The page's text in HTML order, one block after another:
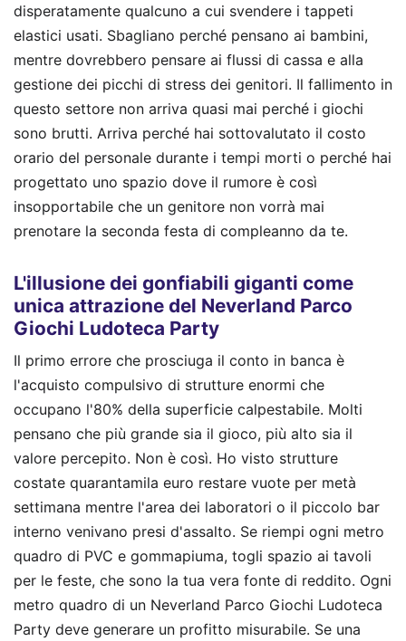
disperatamente qualcuno a cui svendere i tappeti
elastici usati. Sbagliano perché pensano ai bambini,
mentre dovrebbero pensare ai flussi di cassa e alla
gestione dei picchi di stress dei genitori. Il fallimento in
questo settore non arriva quasi mai perché i giochi
sono brutti. Arriva perché hai sottovalutato il costo
orario del personale durante i tempi morti o perché hai
progettato uno spazio dove il rumore è così
insopportabile che un genitore non vorrà mai
prenotare la seconda festa di compleanno da te.
L'illusione dei gonfiabili giganti come
unica attrazione del Neverland Parco
Giochi Ludoteca Party
Il primo errore che prosciuga il conto in banca è
l'acquisto compulsivo di strutture enormi che
occupano l'80% della superficie calpestabile. Molti
pensano che più grande sia il gioco, più alto sia il
valore percepito. Non è così. Ho visto strutture
costate quarantamila euro restare vuote per metà
settimana mentre l'area dei laboratori o il piccolo bar
interno venivano presi d'assalto. Se riempi ogni metro
quadro di PVC e gommapiuma, togli spazio ai tavoli
per le feste, che sono la tua vera fonte di reddito. Ogni
metro quadro di un Neverland Parco Giochi Ludoteca
Party deve generare un profitto misurabile. Se una